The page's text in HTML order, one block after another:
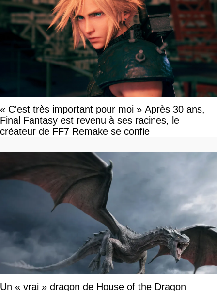
« C'est très important pour moi » Après 30 ans,
Final Fantasy est revenu à ses racines, le
créateur de FF7 Remake se confie
Un « vrai » dragon de House of the Dragon